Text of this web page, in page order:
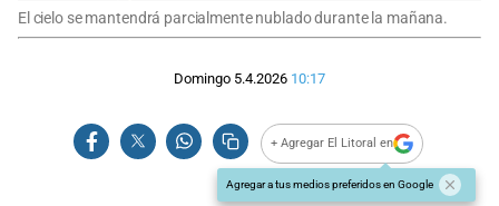
El cielo se mantendrá parcialmente nublado durante la mañana.
Domingo 5.4.2026 10:17
+ Agregar El Litoral en
Agregar a tus medios preferidos en Google